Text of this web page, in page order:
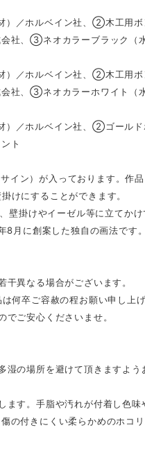
／ホルベイン社、②木工用ボ
社、③ネオカラーブラック（
／ホルベイン社、②木工用ボ
社、③ネオカラーホワイト（
／ホルベイン社、②ゴール
ト
ン）が入っております。作品
けにすることができます。
掛けやイーゼル等に立てかけ
月に創案した独自の画法です。
異なる場合がございます。
何卒ご容赦の程お願い申し上げ
ご安心くださいませ。
の場所を避けて頂きますよ
す。手脂や汚れが付着し色味
の付きにくい柔らかめのホコ